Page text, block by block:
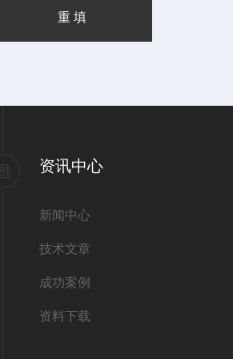
资讯中心
新闻中心
技术文章
成功案例
资料下载